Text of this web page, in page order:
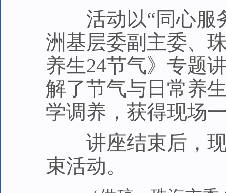
活动以“同心服务
洲基层委副主委、
养生24节气》专题
解了节气与日常养
学调养，获得现场
讲座结束后，现
束活动。